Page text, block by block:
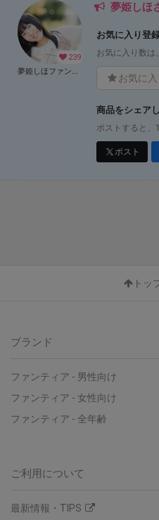
239
夢姫しほファンクラブ
夢姫しほ
お気に入り登
お気に入り数は
お気に
商品をシェア
ポストすると、
ポスト
トッ
ブランド
ファンティア - 男性向け
ファンティア - 女性向け
ファンティア - 全年齢
ご利用について
最新情報・TIPS